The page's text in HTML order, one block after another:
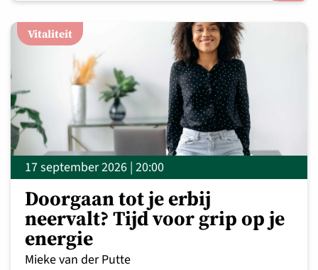
Vitaliteit
17 september 2026 | 20:00
Doorgaan tot je erbij
neervalt? Tijd voor grip op je
energie
Mieke van der Putte